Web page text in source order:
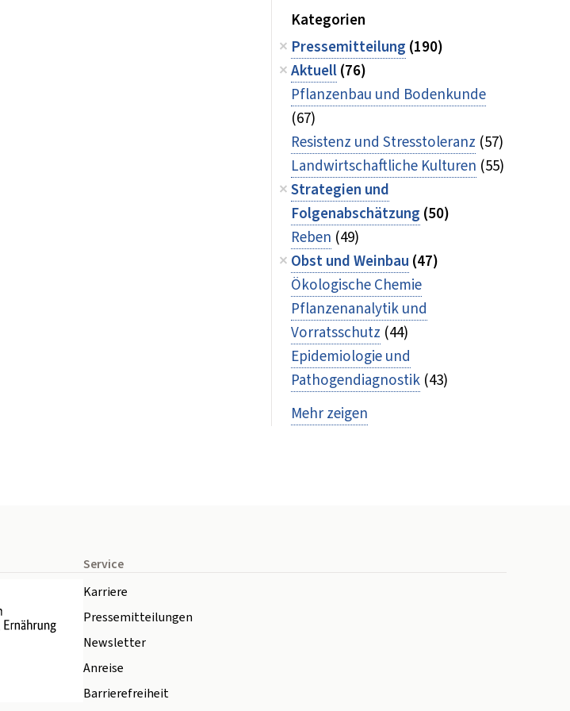
Kategorien
Pressemitteilung (190)
Aktuell(76)
Pflanzenbau und Bodenkunde
(67)
Resistenz und Stresstoleranz (57)
Landwirtschaftliche Kulturen (55)
Strategien und
Folgenabschätzung (50)
Reben (49)
Obst und Weinbau (47)
Ökologische Chemie
Pflanzenanalytik und
Vorratsschutz (44)
Epidemiologie und
Pathogendiagnostik (43)
Mehr zeigen
Service
Karriere
Pressemitteilungen
Newsletter
Anreise
Barrierefreiheit